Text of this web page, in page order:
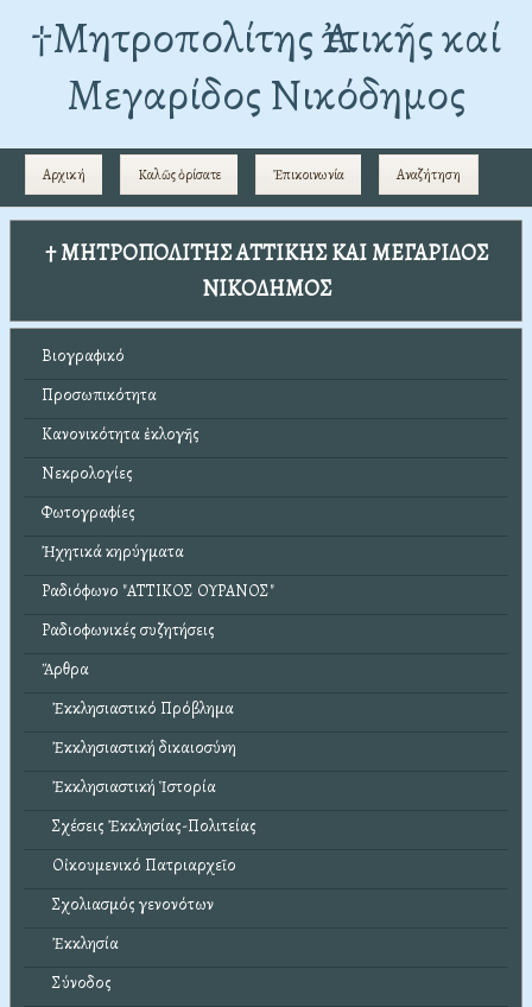
†Mητροπολίτης Ἀττικῆς καί
Μεγαρίδος Νικόδημος
Αρχική Καλῶς ὁρίσατε Ἐπικοινωνία Αναζήτηση
† ΜΗΤΡΟΠΟΛΙΤΗΣ ΑΤΤΙΚΗΣ ΚΑΙ ΜΕΓΑΡΙΔΟΣ
ΝΙΚΟΔΗΜΟΣ
Βιογραφικό
Προσωπικότητα
Κανονικότητα ἐκλογῆς
Νεκρολογίες
Φωτογραφίες
Ἠχητικά κηρύγματα
Ραδιόφωνο "ΑΤΤΙΚΟΣ ΟΥΡΑΝΟΣ"
Ραδιοφωνικές συζητήσεις
Ἄρθρα
Ἐκκλησιαστικό Πρόβλημα
Ἐκκλησιαστική δικαιοσύνη
Ἐκκλησιαστική Ἱστορία
Σχέσεις Ἐκκλησίας-Πολιτείας
Οἰκουμενικό Πατριαρχεῖο
Σχολιασμός γενονότων
Ἐκκλησία
Σύνοδος